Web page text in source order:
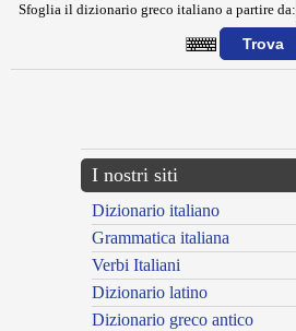
Sfoglia il dizionario greco italiano a partire da:
I nostri siti
Dizionario italiano
Grammatica italiana
Verbi Italiani
Dizionario latino
Dizionario greco antico